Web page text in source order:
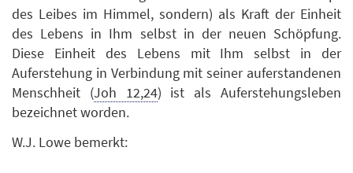
des Leibes im Himmel, sondern) als Kraft der Einheit
des Lebens in Ihm selbst in der neuen Schöpfung.
Diese Einheit des Lebens mit Ihm selbst in der
Auferstehung in Verbindung mit seiner auferstandenen
Menschheit (Joh 12,24) ist als Auferstehungsleben
bezeichnet worden.
W.J. Lowe bemerkt: